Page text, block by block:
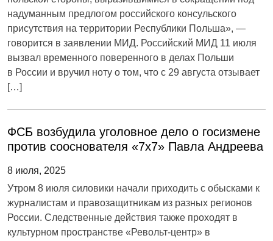
надуманным предлогом российского консульского
присутствия на территории Республики Польша», —
говорится в заявлении МИД. Российский МИД 11 июля
вызвал временного поверенного в делах Польши
в России и вручил ноту о том, что с 29 августа отзывает
[…]
ФСБ возбудила уголовное дело о госизмене
против сооснователя «7х7» Павла Андреева
8 июля, 2025
Утром 8 июля силовики начали приходить с обысками к
журналистам и правозащитникам из разных регионов
России. Следственные действия также проходят в
культурном пространстве «Револьт-центр» в